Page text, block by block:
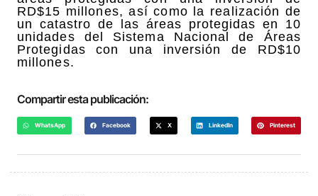
RD$15 millones, así como la realización de
un catastro de las áreas protegidas en 10
unidades del Sistema Nacional de Áreas
Protegidas con una inversión de RD$10
millones.
Compartir esta publicación:
WhatsApp Facebook X LinkedIn Pinterest